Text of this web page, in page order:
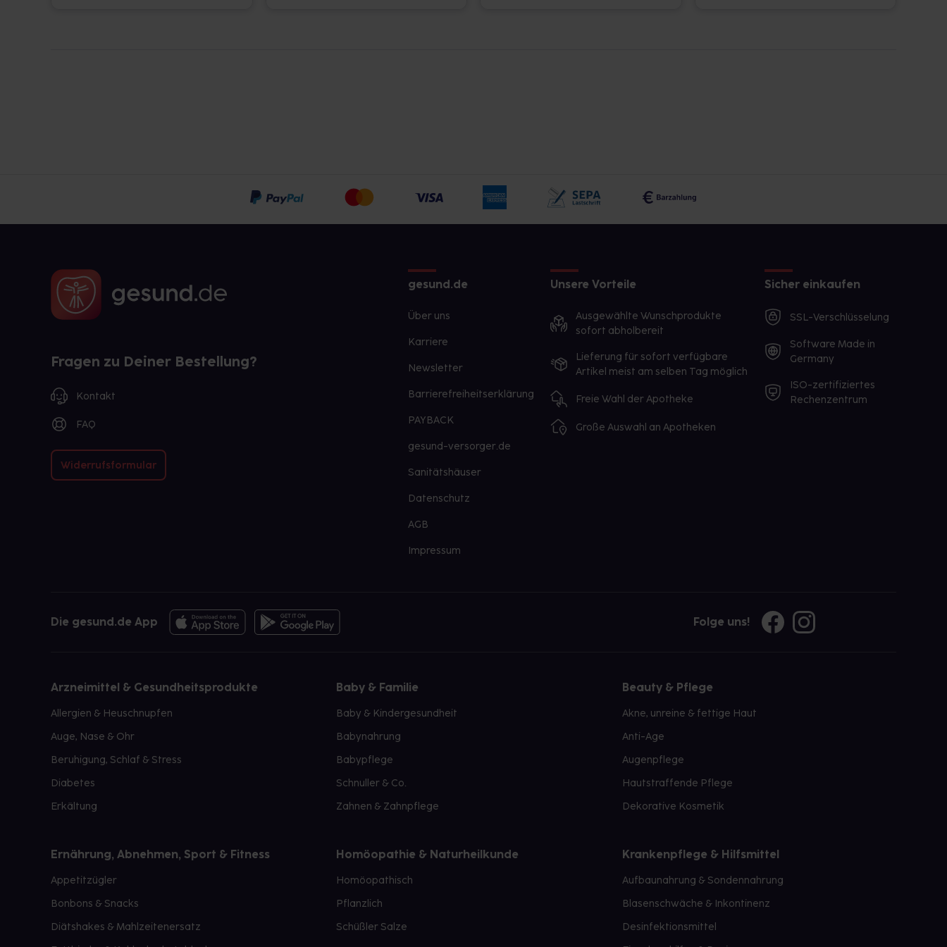
Fragen zu Deiner Bestellung?
Kontakt
FAQ
Widerrufsformular
gesund.de
Über uns
Karriere
Newsletter
Barrierefreiheitserklärung
PAYBACK
gesund-versorger.de
Sanitätshäuser
Datenschutz
AGB
Impressum
Unsere Vorteile
Ausgewählte Wunschprodukte
sofort abholbereit
Lieferung für sofort verfügbare
Artikel meist am selben Tag möglich
Freie Wahl der Apotheke
Große Auswahl an Apotheken
Sicher einkaufen
SSL-Verschlüsselung
Software Made in
Germany
ISO-zertifiziertes
Rechenzentrum
Die gesund.de App Folge uns!
Arzneimittel & Gesundheitsprodukte
Allergien & Heuschnupfen
Auge, Nase & Ohr
Beruhigung, Schlaf & Stress
Diabetes
Erkältung
Baby & Familie
Baby & Kindergesundheit
Babynahrung
Babypflege
Schnuller & Co.
Zahnen & Zahnpflege
Beauty & Pflege
Akne, unreine & fettige Haut
Anti-Age
Augenpflege
Hautstraffende Pflege
Dekorative Kosmetik
Ernährung, Abnehmen, Sport & Fitness
Appetitzügler
Bonbons & Snacks
Diätshakes & Mahlzeitenersatz
Homöopathie & Naturheilkunde
Homöopathisch
Pflanzlich
Schüßler Salze
Krankenpflege & Hilfsmittel
Aufbaunahrung & Sondennahrung
Blasenschwäche & Inkontinenz
Desinfektionsmittel